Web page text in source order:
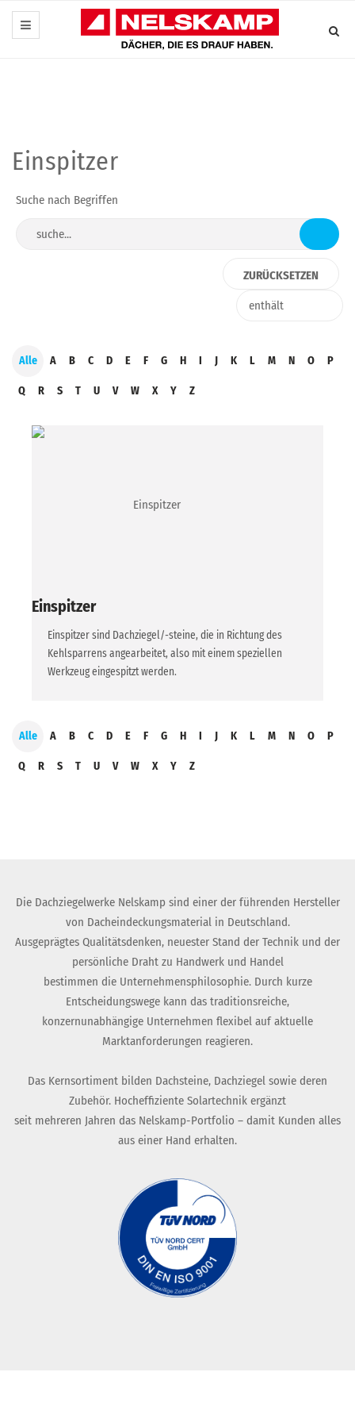
Einspitzer
Suche nach Begriffen
Alle A B C D E F G H I J K L M N O P
Q R S T U V W X Y Z
Einspitzer
Einspitzer sind Dachziegel/-steine, die in Richtung des
Kehlsparrens angearbeitet, also mit einem speziellen
Werkzeug eingespitzt werden.
Alle A B C D E F G H I J K L M N O P
Q R S T U V W X Y Z
Die Dachziegelwerke Nelskamp sind einer der führenden Hersteller
von Dacheindeckungsmaterial in Deutschland.
Ausgeprägtes Qualitätsdenken, neuester Stand der Technik und der
persönliche Draht zu Handwerk und Handel
bestimmen die Unternehmensphilosophie. Durch kurze
Entscheidungswege kann das traditionsreiche,
konzernunabhängige Unternehmen flexibel auf aktuelle
Marktanforderungen reagieren.
Das Kernsortiment bilden Dachsteine, Dachziegel sowie deren
Zubehör. Hocheffiziente Solartechnik ergänzt
seit mehreren Jahren das Nelskamp-Portfolio – damit Kunden alles
aus einer Hand erhalten.